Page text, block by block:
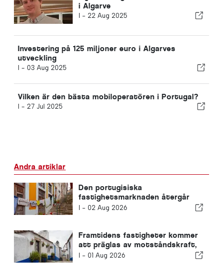
i Algarve
I - 22 Aug 2025
Investering på 125 miljoner euro i Algarves
utveckling
I - 03 Aug 2025
Vilken är den bästa mobiloperatören i Portugal?
I - 27 Jul 2025
Andra artiklar
Den portugisiska
fastighetsmarknaden återgår
äntligen till det normala
I - 02 Aug 2026
Framtidens fastigheter kommer
att präglas av motståndskraft,
inte bara av läge
I - 01 Aug 2026